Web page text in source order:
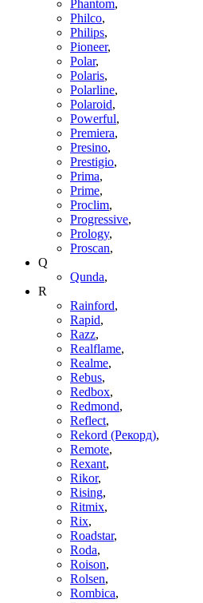
Phantom,
Philco,
Philips,
Pioneer,
Polar,
Polaris,
Polarline,
Polaroid,
Powerful,
Premiera,
Presino,
Prestigio,
Prima,
Prime,
Proclim,
Progressive,
Prology,
Proscan,
Q
Qunda,
R
Rainford,
Rapid,
Razz,
Realflame,
Realme,
Rebus,
Redbox,
Redmond,
Reflect,
Rekord (Рекорд),
Remote,
Rexant,
Rikor,
Rising,
Ritmix,
Rix,
Roadstar,
Roda,
Roison,
Rolsen,
Rombica,